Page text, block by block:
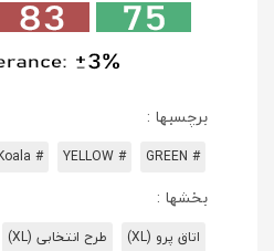
برچسبها :
# GREEN
# YELLOW
# Koala
بخشها :
اتاق پرو (XL) طرح انتخابی (XL)